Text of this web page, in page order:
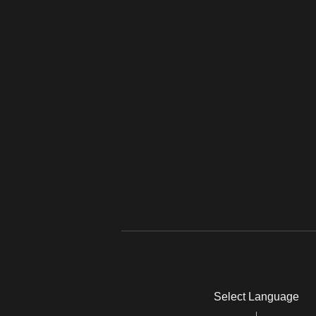
Select Language